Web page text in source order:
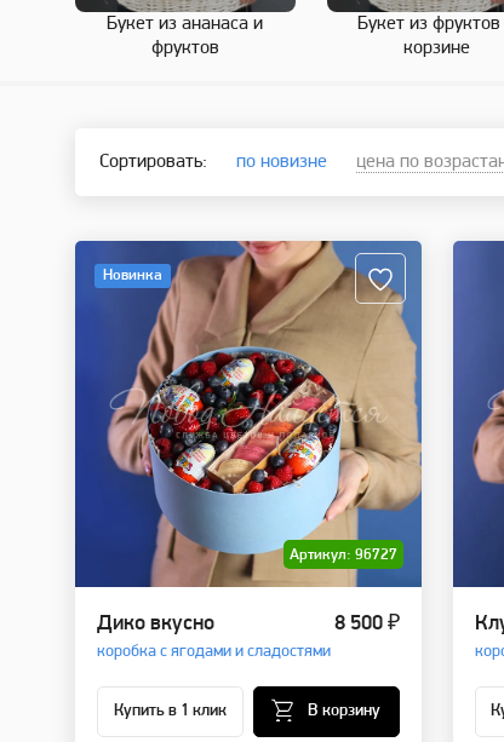
Букет из ананаса и
фруктов
Букет из фруктов
корзине
Сортировать: по новизне цена по
Новинка
Артикул: 96727
Дико вкусно
коробка с ягодами и сладостями
8 500 ₽
Купить в 1 клик В корзину